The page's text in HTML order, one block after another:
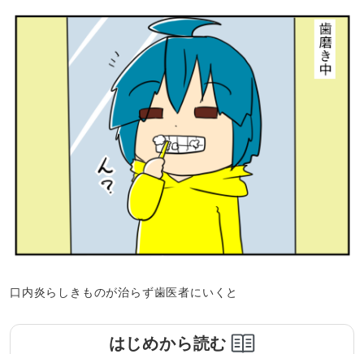
口内炎らしきものが治らず歯医者にいくと
はじめから読む